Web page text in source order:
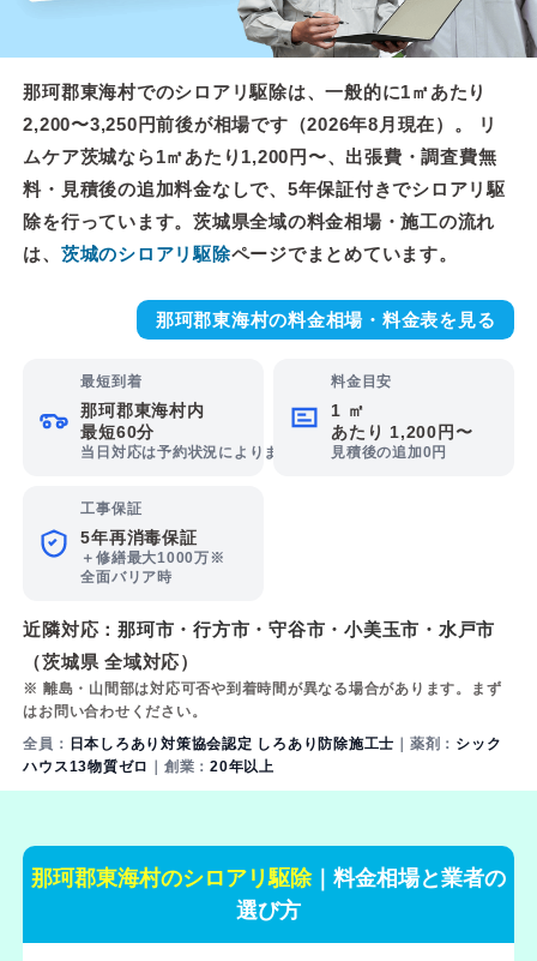
那珂郡東海村でのシロアリ駆除は、一般的に1㎡あたり
2,200〜3,250円前後が相場です（2026年8月現在）。 リ
ムケア茨城なら1㎡あたり1,200円〜、出張費・調査費無
料・見積後の追加料金なしで、5年保証付きでシロアリ駆
除を行っています。茨城県全域の料金相場・施工の流れ
は、 茨城のシロアリ駆除ページでまとめています。
那珂郡東海村の料金相場・料金表を見る
最短到着
那珂郡東海村内
最短60分
当日対応は予約状況によります
料金目安
1 ㎡
あたり 1,200円〜
見積後の追加0円
工事保証
5年再消毒保証
＋修繕最大1000万※
全面バリア時
近隣対応：那珂市 ・行方市 ・守谷市 ・小美玉市 ・ 水戸市
（茨城県 全域対応）
※ 離島・山間部は対応可否や到着時間が異なる場合があります。まず
はお問い合わせください。
全員： 日本しろあり対策協会認定 しろあり防除施工士 ｜薬剤： シック
ハウス13物質ゼロ ｜創業：20年以上
那珂郡東海村のシロアリ駆除｜料金相場と業者の
選び方